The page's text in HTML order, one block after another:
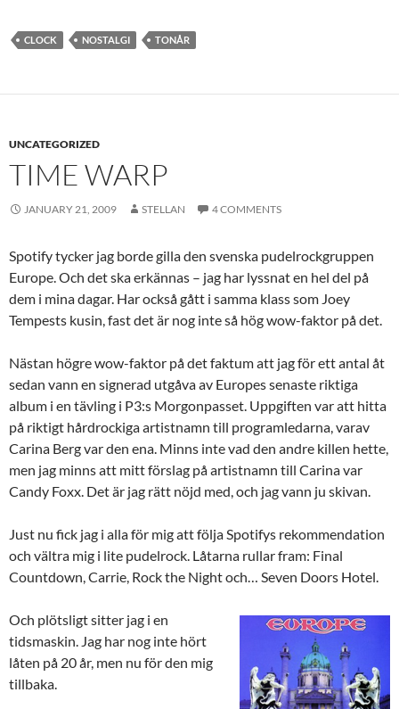
CLOCK NOSTALGI TONÅR
UNCATEGORIZED
TIME WARP
JANUARY 21, 2009 STELLAN 4 COMMENTS
Spotify tycker jag borde gilla den svenska pudelrockgruppen
Europe. Och det ska erkännas – jag har lyssnat en hel del på
dem i mina dagar. Har också gått i samma klass som Joey
Tempests kusin, fast det är nog inte så hög wow-faktor på det.
Nästan högre wow-faktor på det faktum att jag för ett antal åt
sedan vann en signerad utgåva av Europes senaste riktiga
album i en tävling i P3:s Morgonpasset. Uppgiften var att hitta
på riktigt hårdrockiga artistnamn till programledarna, varav
Carina Berg var den ena. Minns inte vad den andre killen hette,
men jag minns att mitt förslag på artistnamn till Carina var
Candy Foxx. Det är jag rätt nöjd med, och jag vann ju skivan.
Just nu fick jag i alla för mig att följa Spotifys rekommendation
och vältra mig i lite pudelrock. Låtarna rullar fram: Final
Countdown, Carrie, Rock the Night och… Seven Doors Hotel.
Och plötsligt sitter jag i en
tidsmaskin. Jag har nog inte hört
låten på 20 år, men nu för den mig
tillbaka.